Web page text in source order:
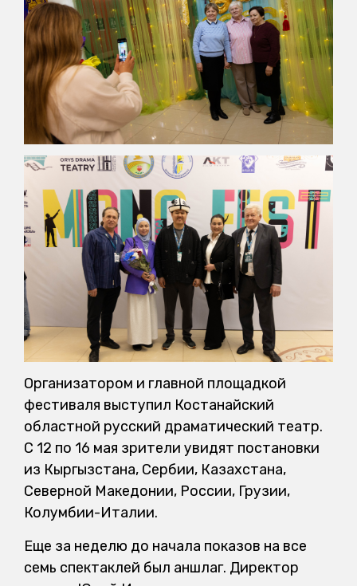
Организатором и главной площадкой
фестиваля выступил Костанайский
областной русский драматический театр.
С 12 по 16 мая зрители увидят постановки
из Кыргызстана, Сербии, Казахстана,
Северной Македонии, России, Грузии,
Колумбии-Италии.
Еще за неделю до начала показов на все
семь спектаклей был аншлаг. Директор